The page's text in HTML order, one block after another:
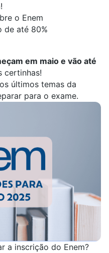
o Enem
de até 80%
em maio e vão até
certinhas!
últimos temas da
para o exame.
a inscrição do Enem?